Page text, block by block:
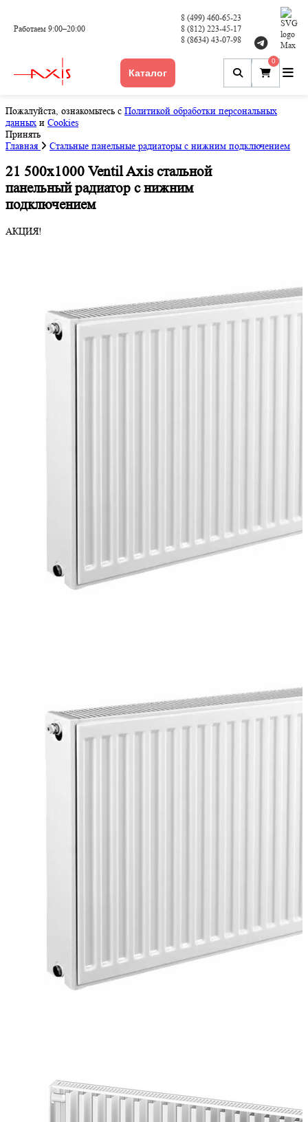
Работаем 9:00–20:00
8 (499) 460-65-23
8 (812) 223-45-17
8 (8634) 43-07-98
Каталог
0
Пожалуйста, ознакомьтесь с Политикой обработки персональных
данных и Cookies
Принять
Главная
Стальные панельные радиаторы с нижним подключением
21 500x1000 Ventil Axis стальной
панельный радиатор с нижним
подключением
АКЦИЯ!